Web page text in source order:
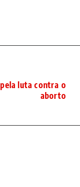
luta contra o
aborto